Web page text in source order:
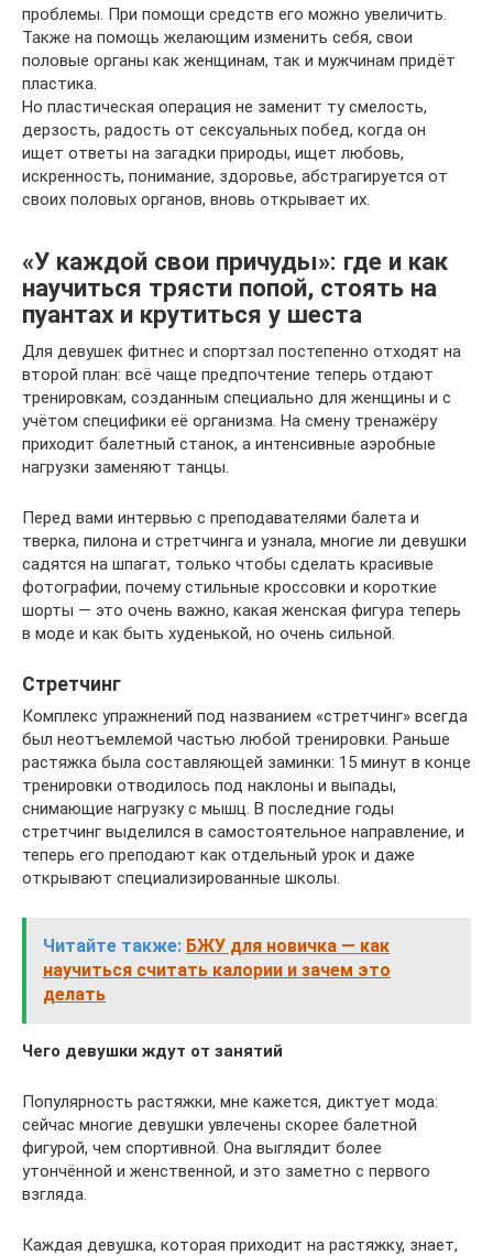
проблемы. При помощи средств его можно увеличить.
Также на помощь желающим изменить себя, свои
половые органы как женщинам, так и мужчинам придёт
пластика.
Но пластическая операция не заменит ту смелость,
дерзость, радость от сексуальных побед, когда он
ищет ответы на загадки природы, ищет любовь,
искренность, понимание, здоровье, абстрагируется от
своих половых органов, вновь открывает их.
«У каждой свои причуды»: где и как
научиться трясти попой, стоять на
пуантах и крутиться у шеста
Для девушек фитнес и спортзал постепенно отходят на
второй план: всё чаще предпочтение теперь отдают
тренировкам, созданным специально для женщины и с
учётом специфики её организма. На смену тренажёру
приходит балетный станок, а интенсивные аэробные
нагрузки заменяют танцы.
Перед вами интервью с преподавателями балета и
тверка, пилона и стретчинга и узнала, многие ли девушки
садятся на шпагат, только чтобы сделать красивые
фотографии, почему стильные кроссовки и короткие
шорты — это очень важно, какая женская фигура теперь
в моде и как быть худенькой, но очень сильной.
Стретчинг
Комплекс упражнений под названием «стретчинг» всегда
был неотъемлемой частью любой тренировки. Раньше
растяжка была составляющей заминки: 15 минут в конце
тренировки отводилось под наклоны и выпады,
снимающие нагрузку с мышц. В последние годы
стретчинг выделился в самостоятельное направление, и
теперь его преподают как отдельный урок и даже
открывают специализированные школы.
Читайте также: БЖУ для новичка — как
научиться считать калории и зачем это
делать
Чего девушки ждут от занятий
Популярность растяжки, мне кажется, диктует мода:
сейчас многие девушки увлечены скорее балетной
фигурой, чем спортивной. Она выглядит более
утончённой и женственной, и это заметно с первого
взгляда.
Каждая девушка, которая приходит на растяжку, знает,